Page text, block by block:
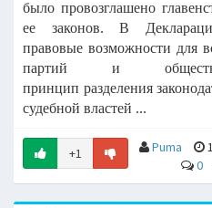
было провозглашено
ее законов.В
правовые возможности для
партий и
принцип разделения
судебной властей ...
+1 Puma
0